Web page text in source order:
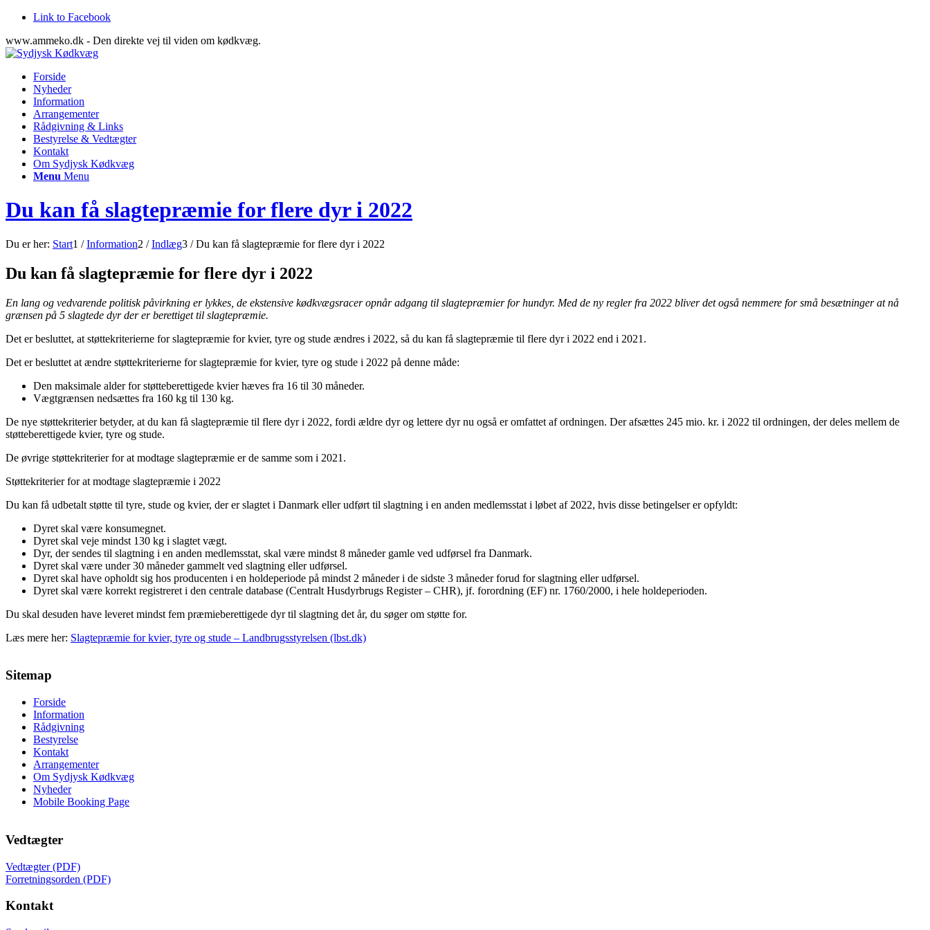
Link to Facebook
www.ammeko.dk - Den direkte vej til viden om kødkvæg.
Forside
Nyheder
Information
Arrangementer
Rådgivning & Links
Bestyrelse & Vedtægter
Kontakt
Om Sydjysk Kødkvæg
Menu Menu
Du kan få slagtepræmie for flere dyr i 2022
Du er her: Start1 / Information2 / Indlæg3 / Du kan få slagtepræmie for flere dyr i 2022
Du kan få slagtepræmie for flere dyr i 2022
En lang og vedvarende politisk påvirkning er lykkes, de ekstensive kødkvægsracer opnår adgang til slagtepræmier for hundyr. Med de ny regler fra 2022 bliver det også nemmere for små besætninger at nå
grænsen på 5 slagtede dyr der er berettiget til slagtepræmie.
Det er besluttet, at støttekriterierne for slagtepræmie for kvier, tyre og stude ændres i 2022, så du kan få slagtepræmie til flere dyr i 2022 end i 2021.
Det er besluttet at ændre støttekriterierne for slagtepræmie for kvier, tyre og stude i 2022 på denne måde:
Den maksimale alder for støtteberettigede kvier hæves fra 16 til 30 måneder.
Vægtgrænsen nedsættes fra 160 kg til 130 kg.
De nye støttekriterier betyder, at du kan få slagtepræmie til flere dyr i 2022, fordi ældre dyr og lettere dyr nu også er omfattet af ordningen. Der afsættes 245 mio. kr. i 2022 til ordningen, der deles mellem de
støtteberettigede kvier, tyre og stude.
De øvrige støttekriterier for at modtage slagtepræmie er de samme som i 2021.
Støttekriterier for at modtage slagtepræmie i 2022
Du kan få udbetalt støtte til tyre, stude og kvier, der er slagtet i Danmark eller udført til slagtning i en anden medlemsstat i løbet af 2022, hvis disse betingelser er opfyldt:
Dyret skal være konsumegnet.
Dyret skal veje mindst 130 kg i slagtet vægt.
Dyr, der sendes til slagtning i en anden medlemsstat, skal være mindst 8 måneder gamle ved udførsel fra Danmark.
Dyret skal være under 30 måneder gammelt ved slagtning eller udførsel.
Dyret skal have opholdt sig hos producenten i en holdeperiode på mindst 2 måneder i de sidste 3 måneder forud for slagtning eller udførsel.
Dyret skal være korrekt registreret i den centrale database (Centralt Husdyrbrugs Register – CHR), jf. forordning (EF) nr. 1760/2000, i hele holdeperioden.
Du skal desuden have leveret mindst fem præmieberettigede dyr til slagtning det år, du søger om støtte for.
Læs mere her: Slagtepræmie for kvier, tyre og stude – Landbrugsstyrelsen (lbst.dk)
Sitemap
Forside
Information
Rådgivning
Bestyrelse
Kontakt
Arrangementer
Om Sydjysk Kødkvæg
Nyheder
Mobile Booking Page
Vedtægter
Vedtægter (PDF)
Forretningsorden (PDF)
Kontakt